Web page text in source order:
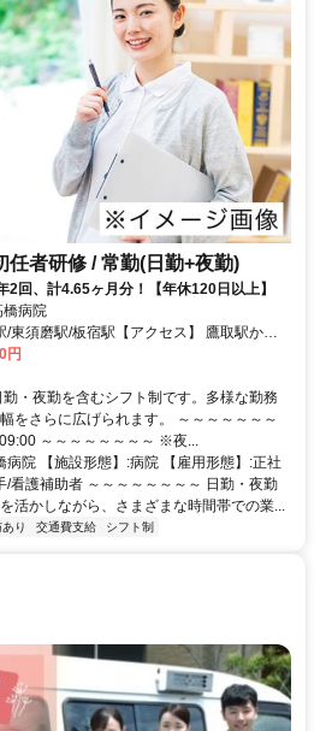
任者研修 / 常勤(日勤+夜勤)
2回、計4.65ヶ月分！【年休120日以上】
橋病院
東須磨駅/板宿駅【アクセス】 鷹取駅から
円
・夜勤を含むシフト制です。多様な勤務
をさらに広げられます。 ～～～～～～～
～～～～～～～～ ※夜...
病院 【施設形態】:病院 【雇用形態】:正社
/看護補助者 ～～～～～～～～ 日勤・夜勤
活かしながら、さまざまな時間帯での業...
り 交通費支給 シフト制